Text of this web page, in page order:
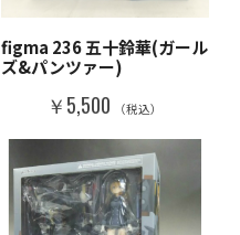
figma 236 五十鈴華(ガール
ズ&パンツァー)
￥5,500 （税込）